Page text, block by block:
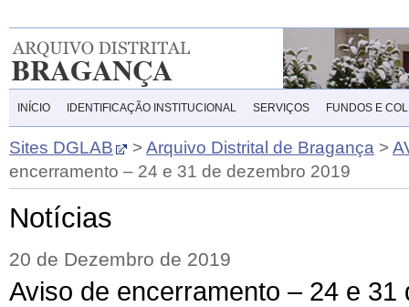
INÍCIO IDENTIFICAÇÃO INSTITUCIONAL SERVIÇOS FUNDOS E
Sites DGLAB >Arquivo Distrital de Bragança >
encerramento – 24 e 31 de dezembro 2019
Notícias
20 de Dezembro de 2019
Aviso de encerramento – 24 e 31